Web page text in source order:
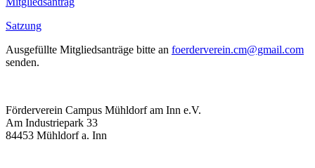
Satzung
Ausgefüllte Mitgliedsanträge bitte an foerderverein.cm@gmail.com
senden.
Förderverein Campus Mühldorf am Inn e.V.
Am Industriepark 33
84453 Mühldorf a. Inn